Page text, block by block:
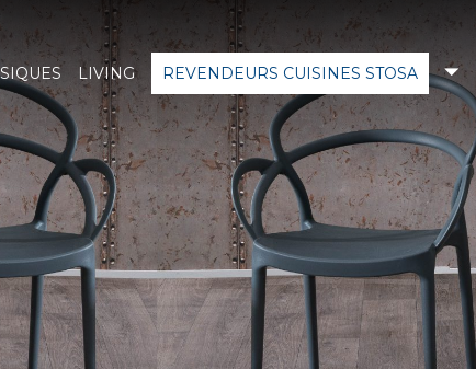
LIVING REVENDEURS CUISINES STOSA